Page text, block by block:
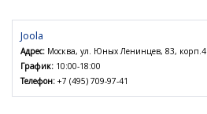
Joola
Адрес: Москва, ул. Юных Ленинцев, 83, корп.4
График: 10:00-18:00
Телефон: +7 (495) 709-97-41